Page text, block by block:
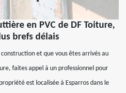
en PVC de DF Toiture,
brefs délais
et que vous êtes arrivés au
faites appel à un professionnel pour
est localisée à Esparros dans le